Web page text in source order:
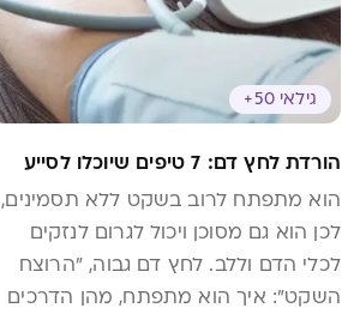
גילאי 50+
הורדת לחץ דם: 7 טיפים שיוכלו לסייע
הוא מתפתח לרוב בשקט ללא תסמינים,
לכן הוא גם מסוכן ויכול לגרום לנזקים
לכלי הדם וללב. לחץ דם גבוה, "הרוצח
השקט": איך הוא מתפתח, מהן הדרכים